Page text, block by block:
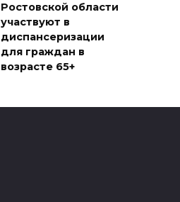
Ростовской области
участвуют в
диспансеризации
для граждан в
возрасте 65+